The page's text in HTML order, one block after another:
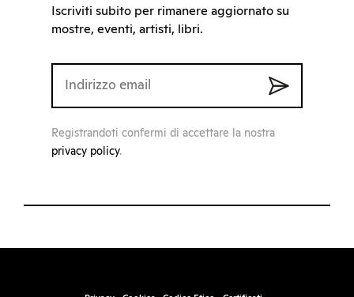
Iscriviti subito per rimanere aggiornato su
mostre, eventi, artisti, libri.
Registrandoti confermi di accettare la nostra
privacy policy.